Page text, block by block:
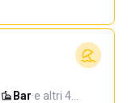
Bar·e altri 4…